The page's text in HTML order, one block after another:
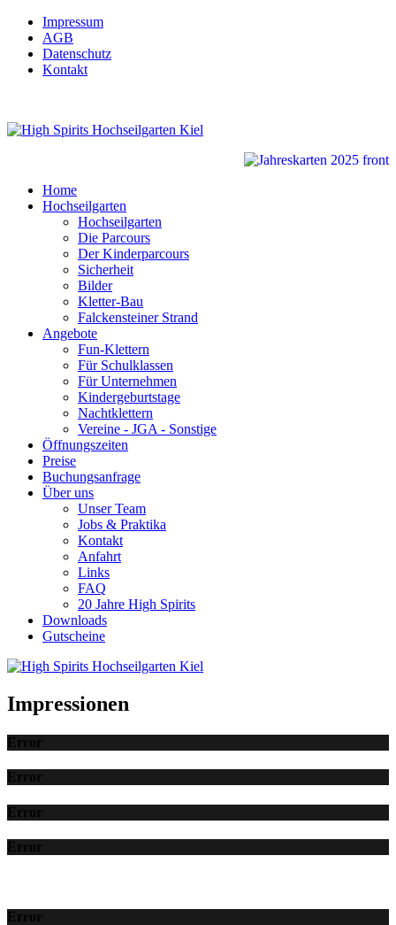
Impressum
AGB
Datenschutz
Kontakt
Home
Hochseilgarten
Hochseilgarten
Die Parcours
Der Kinderparcours
Sicherheit
Bilder
Kletter-Bau
Falckensteiner Strand
Angebote
Fun-Klettern
Für Schulklassen
Für Unternehmen
Kindergeburtstage
Nachtklettern
Vereine - JGA - Sonstige
Öffnungszeiten
Preise
Buchungsanfrage
Über uns
Unser Team
Jobs & Praktika
Kontakt
Anfahrt
Links
FAQ
20 Jahre High Spirits
Downloads
Gutscheine
Impressionen
Error
Error
Error
Error
Error